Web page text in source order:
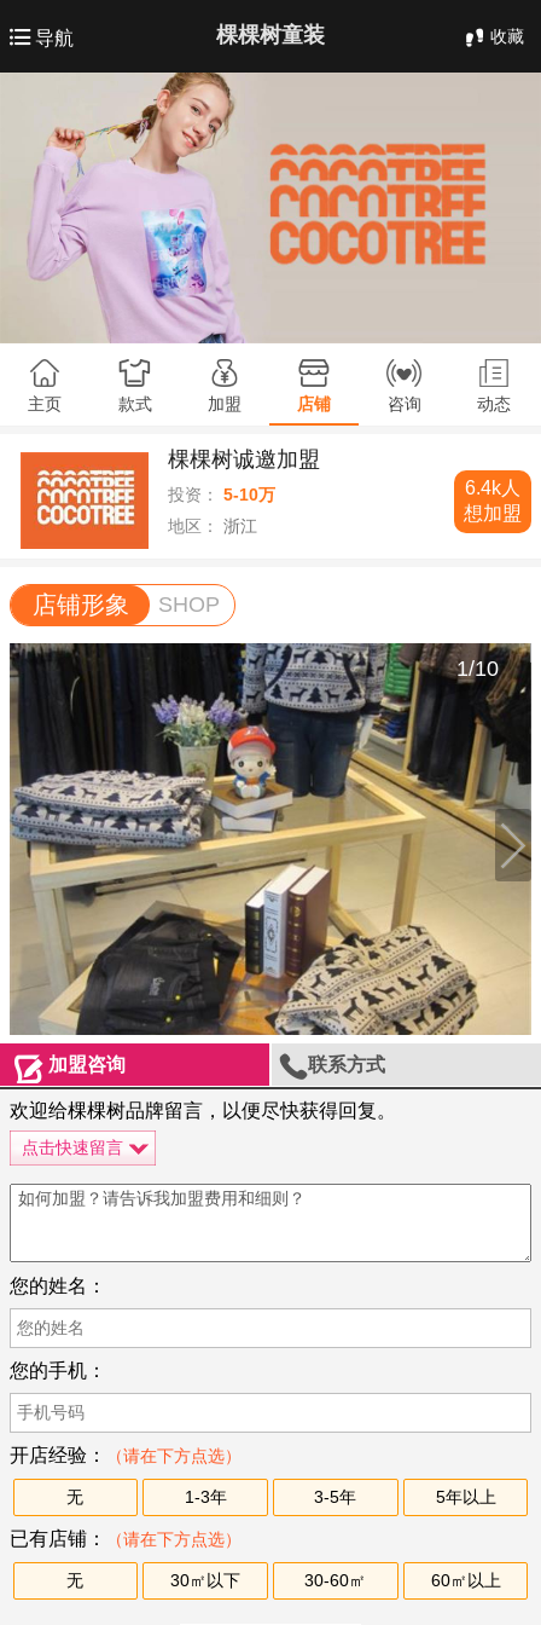
导航 棵棵树童装 收藏
主页 款式 加盟 店铺 咨询 动态
棵棵树诚邀加盟
投资：
5-10万
地区：
浙江
6.4k人
想加盟
店铺形象 SHOP
1/10
加盟咨询 联系方式
欢迎给棵棵树品牌留言，以便尽快获得回复。
点击快速留言
您的姓名：
您的手机：
开店经验： （请在下方点选）
无 1-3年 3-5年 5年以上
已有店铺： （请在下方点选）
无 30㎡以下 30-60㎡ 60㎡以上